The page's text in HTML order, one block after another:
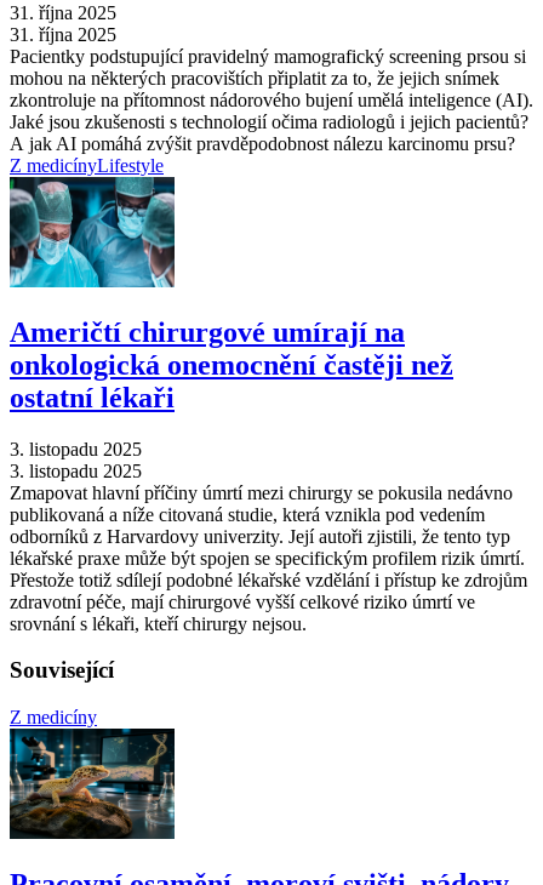
31. října 2025
31. října 2025
Pacientky podstupující pravidelný mamografický screening prsou si
mohou na některých pracovištích připlatit za to, že jejich snímek
zkontroluje na přítomnost nádorového bujení umělá inteligence (AI).
Jaké jsou zkušenosti s technologií očima radiologů i jejich pacientů?
A jak AI pomáhá zvýšit pravděpodobnost nálezu karcinomu prsu?
Z medicínyLifestyle
Američtí chirurgové umírají na
onkologická onemocnění častěji než
ostatní lékaři
3. listopadu 2025
3. listopadu 2025
Zmapovat hlavní příčiny úmrtí mezi chirurgy se pokusila nedávno
publikovaná a níže citovaná studie, která vznikla pod vedením
odborníků z Harvardovy univerzity. Její autoři zjistili, že tento typ
lékařské praxe může být spojen se specifickým profilem rizik úmrtí.
Přestože totiž sdílejí podobné lékařské vzdělání i přístup ke zdrojům
zdravotní péče, mají chirurgové vyšší celkové riziko úmrtí ve
srovnání s lékaři, kteří chirurgy nejsou.
Související
Z medicíny